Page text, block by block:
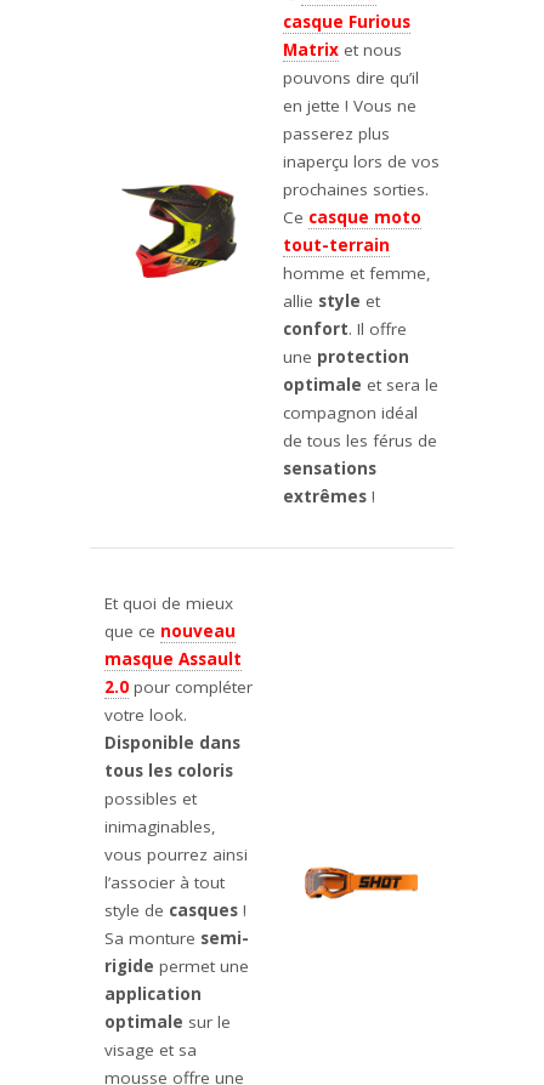
casque Furious
Matrix et nous
pouvons dire qu’il
en jette ! Vous ne
passerez plus
inaperçu lors de vos
prochaines sorties.
Ce casque moto
tout-terrain
homme et femme,
allie style et
confort. Il offre
une protection
optimale et sera le
compagnon idéal
de tous les férus de
sensations
extrêmes !
Et quoi de mieux
que ce nouveau
masque Assault
2.0 pour compléter
votre look.
Disponible dans
tous les coloris
possibles et
inimaginables,
vous pourrez ainsi
l’associer à tout
style de casques !
Sa monture semi-
rigide permet une
application
optimale sur le
visage et sa
mousse offre une